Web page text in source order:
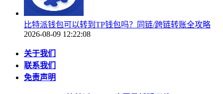
比特派钱包可以转到TP钱包吗？同链/跨链转账全攻略
2026-08-09 12:22:08
关于我们
联系我们
免责声明